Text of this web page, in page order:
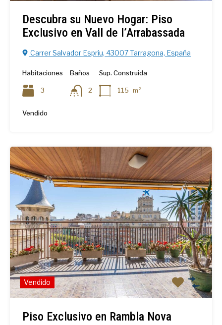
Descubra su Nuevo Hogar: Piso
Exclusivo en Vall de l’Arrabassada
Carrer Salvador Espriu, 43007 Tarragona, España
Habitaciones
3
Baños
2
Sup. Construida
115 m²
Vendido
Vendido
Piso Exclusivo en Rambla Nova